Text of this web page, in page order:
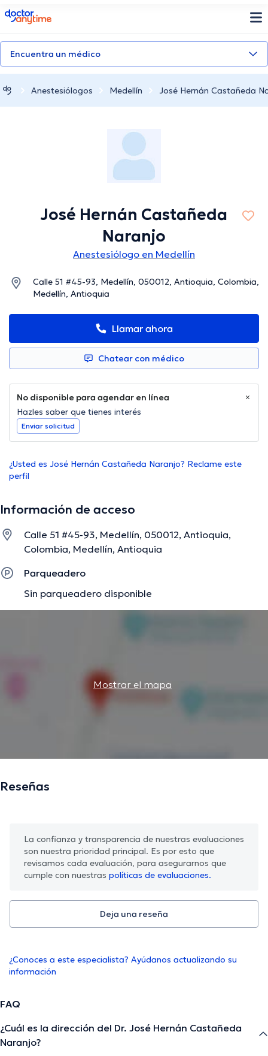
doctoranytime
Encuentra un médico
Anestesiólogos Medellín José Hernán Castañeda
José Hernán Castañeda
Naranjo
Anestesiólogo en Medellín
Calle 51 #45-93, Medellín, 050012, Antioquia, Colombia,
Medellín, Antioquia
Llamar ahora
Chatear con médico
No disponible para agendar en línea
Hazles saber que tienes interés
Enviar solicitud
¿Usted es José Hernán Castañeda Naranjo? Reclame este
perfil
Información de acceso
Calle 51 #45-93, Medellín, 050012, Antioquia,
Colombia, Medellín, Antioquia
Parqueadero
Sin parqueadero disponible
Mostrar el mapa
Reseñas
La confianza y transparencia de nuestras evaluaciones
son nuestra prioridad principal. Es por esto que
revisamos cada evaluación, para asegurarnos que
cumple con nuestras políticas de evaluaciones.
Deja una reseña
¿Conoces a este especialista? Ayúdanos actualizando su
información
FAQ
¿Cuál es la dirección del Dr. José Hernán Castañeda
Naranjo?